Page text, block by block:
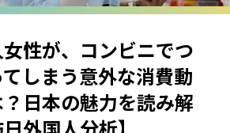
性が、コンビニでつ
しまう意外な消費動
日本の魅力を読み解